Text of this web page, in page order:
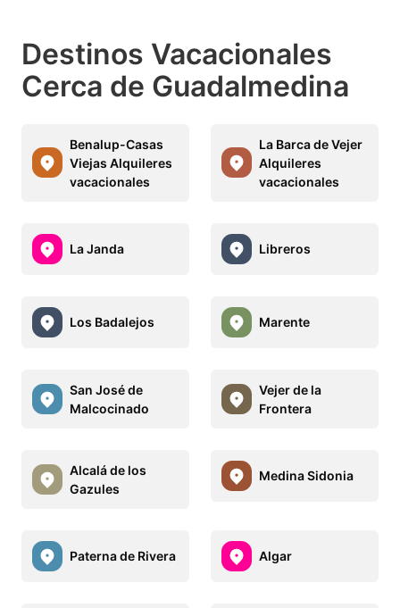
Destinos Vacacionales
Cerca de Guadalmedina
Benalup-Casas
Viejas Alquileres
vacacionales
La Barca de Vejer
Alquileres
vacacionales
La Janda Libreros
Los Badalejos Marente
San José de
Malcocinado
Vejer de la
Frontera
Alcalá de los
Gazules
Medina Sidonia
Paterna de Rivera Algar